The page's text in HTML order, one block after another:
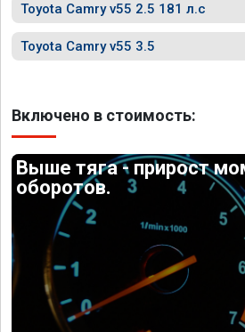
Toyota Camry v55 2.5 181 л.с
Toyota Camry v55 3.5
Включено в стоимость:
Выше тяга - прирост
оборотов.